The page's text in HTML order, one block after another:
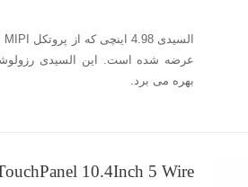
بهره می برد.
10.4Inch 5 Wire